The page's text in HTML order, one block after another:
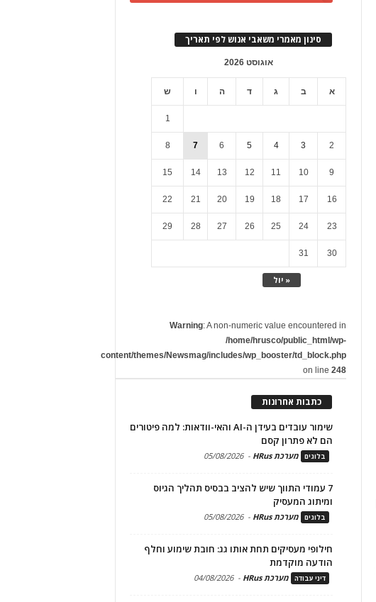
סינון מאמרי משאבי אנוש לפי תאריך
אוגוסט 2026
א ב ג ד ה ו ש
« יול
1
2
3
4
5
6
7
8
9
10
11
12
13
14
15
16
17
18
19
20
21
22
23
24
25
26
27
28
29
30
31
Warning: A non-numeric value encountered in
/home/hrusco/public_html/wp-
content/themes/Newsmag/includes/wp_booster/td_block.php
on line248
כתבות אחרונות
שימור עובדים בעידן ה-AI והאי-וודאות: למה פיטורים
הם לא פתרון קסם
בלוגים מערכת HRus -
05/08/2026
7 עמודי התווך שיש להציב בבסיס תהליך הגיוס
ומיתוג המעסיק
בלוגים מערכת HRus -
05/08/2026
חילופי מעסיקים תחת אותו גג: חובת שימוע וחלף
הודעה מוקדמת
דיני עבודה מערכת HRus -
04/08/2026